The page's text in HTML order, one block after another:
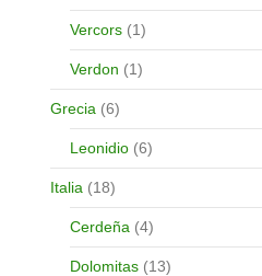
Vercors (1)
Verdon (1)
Grecia (6)
Leonidio (6)
Italia (18)
Cerdeña (4)
Dolomitas (13)